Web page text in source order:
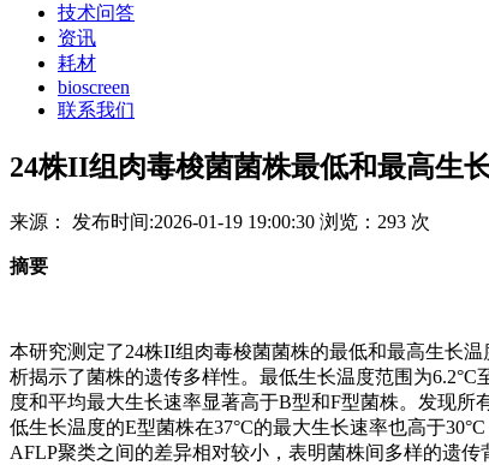
技术问答
资讯
耗材
bioscreen
联系我们
24株II组肉毒梭菌菌株最低和最高生
来源： 发布时间:2026-01-19 19:00:30 浏览： 293 次
摘要
本研究测定了24株II组肉毒梭菌菌株的最低和最高生长温
析揭示了菌株的遗传多样性。最低生长温度范围为6.2°C
度和平均最大生长速率显著高于B型和F型菌株。发现
低生长温度的E型菌株在37°C的最大生长速率也高于
AFLP聚类之间的差异相对较小，表明菌株间多样的遗